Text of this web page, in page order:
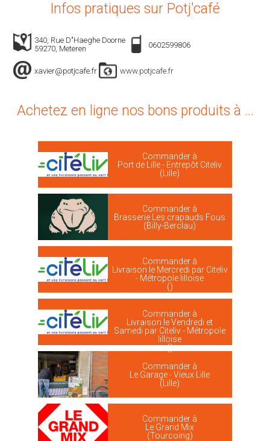
Infos pratiques sur Potj'café
340, Rue D"Haeghe Doorne
59270, Meteren
0602599806
xavier@potjcafe.fr www.potjcafe.fr
Achetez en ligne nos bons produits à ...
Commander à
Port de Lille - Entrepôt Citeliv
(Lille)
Commander à
Brasserie Les crapauds Fous
(Billy-Berclau)
Commander à
Livraison le Mercredi par Citeliv
- Métropole lilloise
()
Commander à
Livraison le Vendredi et
Samedi par Citeliv - Métropole
lilloise
()
Commander à
Le Garage - Vieux Lille
(Lille)
Commander à
Le Grand Mix
(Tourcoing)